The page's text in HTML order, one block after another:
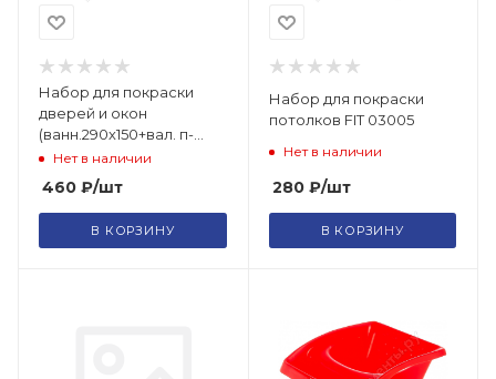
Набор для покраски
дверей и окон
(ванн.290х150+вал. п-
акрил 100мм+мал. лента
25ммх50м+кисти
25,38мм)
Нет в наличии
460 ₽/шт
В КОРЗИНУ
Набор для покраски
потолков FIT 03005
Нет в наличии
280₽/шт
В КОРЗИНУ